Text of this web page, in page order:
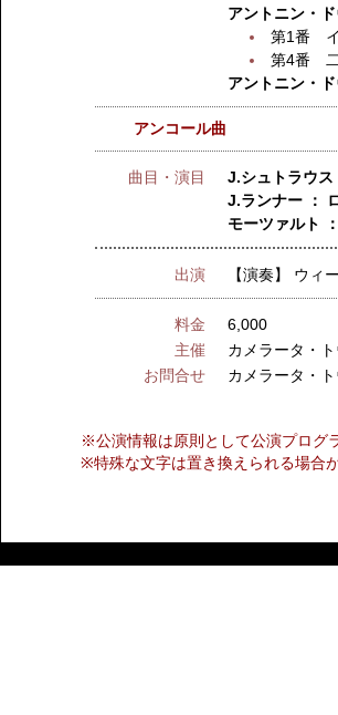
アントニン・
第1番
第4番
アントニン・
アンコール曲
曲目・演目
J.シュトラウ
J.ランナー ：
モーツァルト
出演 【演奏】 ウィ
料金
6,000
主催
カメラータ・
お問合せ
カメラータ・
※公演情報は原則として公演プログ
※特殊な文字は置き換えられる場合